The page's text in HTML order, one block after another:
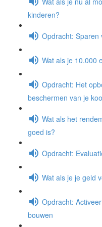
kinderen?
Opdracht: Sparen
Wat als je 10.000
Opdracht: Het
beschermen van je
Wat als het
goed is?
Opdracht:
Wat als je je geld
Opdracht:
bouwen